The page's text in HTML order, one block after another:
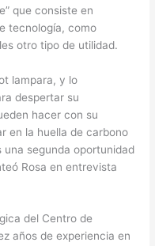
que consiste en
tecnología, como
otro tipo de utilidad.
lampara, y lo
despertar su
hacer con su
en la huella de carbono
una segunda oportunidad
Rosa en entrevista
del Centro de
años de experiencia en